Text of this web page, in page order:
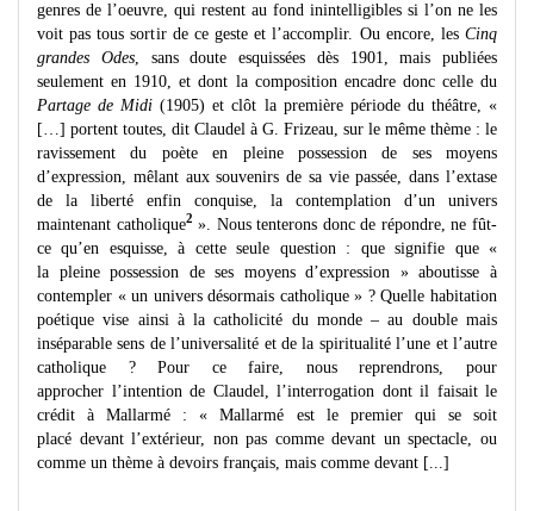
genres de l’oeuvre, qui restent au fond inintelligibles si l’on ne les
voit pas tous sortir de ce geste et l’accomplir. Ou encore, les Cinq
grandes Odes, sans doute esquissées dès 1901, mais publiées
seulement en 1910, et dont la composition encadre donc celle du
Partage de Midi (1905) et clôt la première période du théâtre, «
[…] portent toutes, dit Claudel à G. Frizeau, sur le même thème : le
ravissement du poète en pleine possession de ses moyens
d’expression, mêlant aux souvenirs de sa vie passée, dans l’extase
de la liberté enfin conquise, la contemplation d’un univers
maintenant catholique2 ». Nous tenterons donc de répondre, ne fût-
ce qu’en esquisse, à cette seule question : que signifie que «
la pleine possession de ses moyens d’expression » aboutisse à
contempler « un univers désormais catholique » ? Quelle habitation
poétique vise ainsi à la catholicité du monde – au double mais
inséparable sens de l’universalité et de la spiritualité l’une et l’autre
catholique ? Pour ce faire, nous reprendrons, pour
approcher l’intention de Claudel, l’interrogation dont il faisait le
crédit à Mallarmé : « Mallarmé est le premier qui se soit
placé devant l’extérieur, non pas comme devant un spectacle, ou
comme un thème à devoirs français, mais comme devant [...]